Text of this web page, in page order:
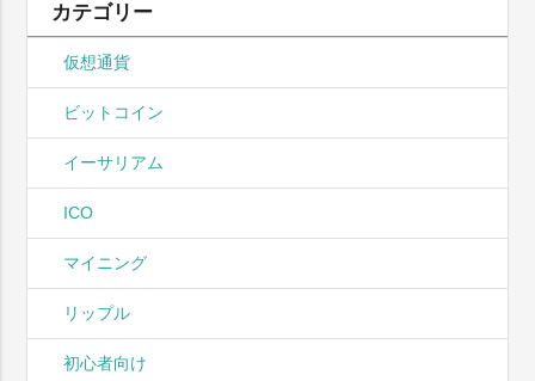
カテゴリー
仮想通貨
ビットコイン
イーサリアム
ICO
マイニング
リップル
初心者向け